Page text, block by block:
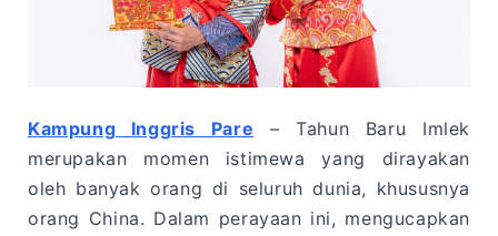
Kampung Inggris Pare – Tahun Baru Imlek
merupakan momen istimewa yang dirayakan
oleh banyak orang di seluruh dunia, khususnya
orang China. Dalam perayaan ini, mengucapkan